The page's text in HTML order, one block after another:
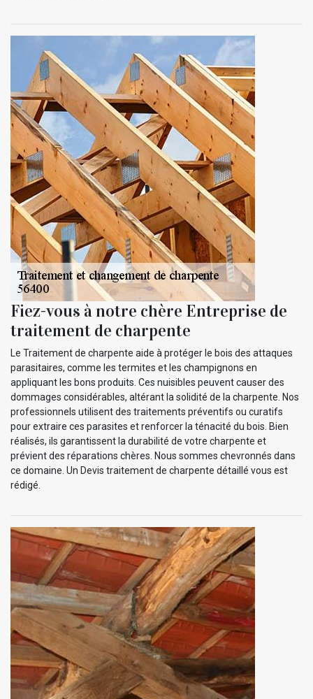
Fiez-vous à notre chère Entreprise de
traitement de charpente
Le Traitement de charpente aide à protéger le bois des attaques
parasitaires, comme les termites et les champignons en
appliquant les bons produits. Ces nuisibles peuvent causer des
dommages considérables, altérant la solidité de la charpente. Nos
professionnels utilisent des traitements préventifs ou curatifs
pour extraire ces parasites et renforcer la ténacité du bois. Bien
réalisés, ils garantissent la durabilité de votre charpente et
prévient des réparations chères. Nous sommes chevronnés dans
ce domaine. Un Devis traitement de charpente détaillé vous est
rédigé.